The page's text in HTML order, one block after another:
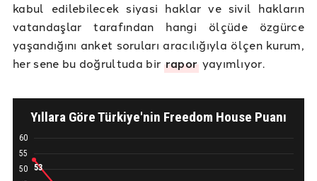
kabul edilebilecek siyasi haklar ve sivil hakların
vatandaşlar tarafından hangi ölçüde özgürce
yaşandığını anket soruları aracılığıyla ölçen kurum,
her sene bu doğrultuda bir rapor yayımlıyor.